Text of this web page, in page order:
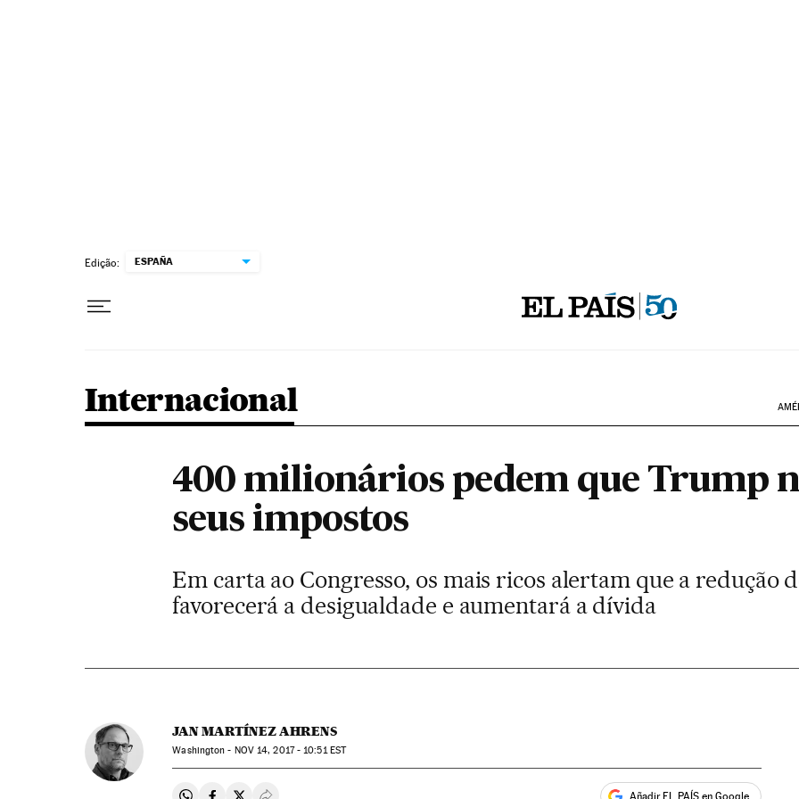
Edição: ESPAÑA
Internacional
400 milionários pedem que Trump
seus impostos
Em carta ao Congresso, os mais ricos alertam que a redução
favorecerá a desigualdade e aumentará a dívida
JAN MARTÍNEZ AHRENS
Washington - NOV14, 2017 - 10:51EST
Añadir EL PAÍS en Google